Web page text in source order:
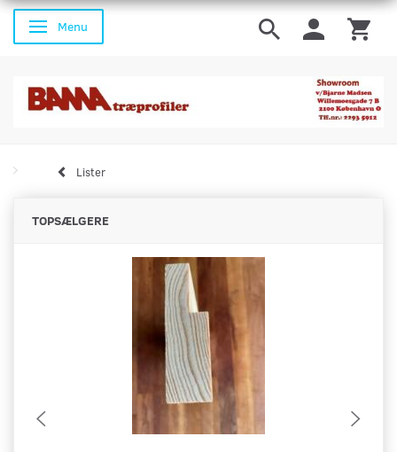
Skifte navigation
Menu
Lister
TOPSÆLGERE